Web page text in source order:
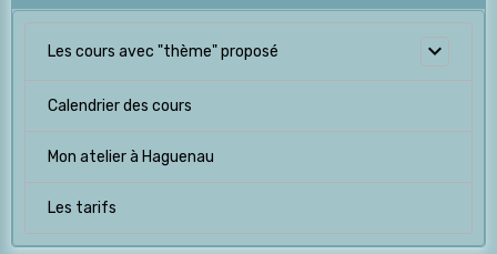
Les cours avec "thème" proposé
Calendrier des cours
Mon atelier à Haguenau
Les tarifs